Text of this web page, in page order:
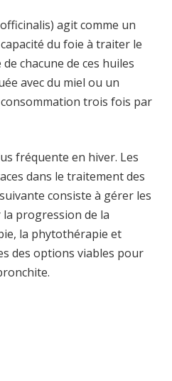
agit comme un
du foie à traiter le
chacune de ces huiles
avec du miel ou un
trois fois par
fréquente en hiver. Les
dans le traitement des
consiste à gérer les
progression de la
la phytothérapie et
des options viables pour